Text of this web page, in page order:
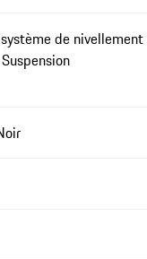
de nivellement